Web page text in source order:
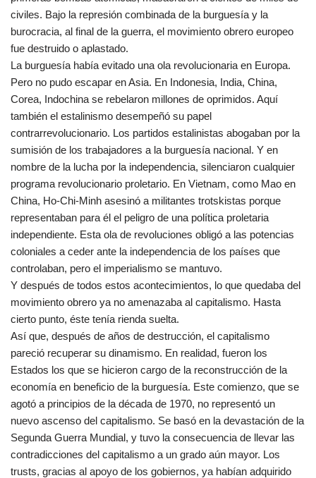
civiles. Bajo la represión combinada de la burguesía y la
burocracia, al final de la guerra, el movimiento obrero europeo
fue destruido o aplastado.
La burguesía había evitado una ola revolucionaria en Europa.
Pero no pudo escapar en Asia. En Indonesia, India, China,
Corea, Indochina se rebelaron millones de oprimidos. Aquí
también el estalinismo desempeñó su papel
contrarrevolucionario. Los partidos estalinistas abogaban por la
sumisión de los trabajadores a la burguesía nacional. Y en
nombre de la lucha por la independencia, silenciaron cualquier
programa revolucionario proletario. En Vietnam, como Mao en
China, Ho-Chi-Minh asesinó a militantes trotskistas porque
representaban para él el peligro de una política proletaria
independiente. Esta ola de revoluciones obligó a las potencias
coloniales a ceder ante la independencia de los países que
controlaban, pero el imperialismo se mantuvo.
Y después de todos estos acontecimientos, lo que quedaba del
movimiento obrero ya no amenazaba al capitalismo. Hasta
cierto punto, éste tenía rienda suelta.
Así que, después de años de destrucción, el capitalismo
pareció recuperar su dinamismo. En realidad, fueron los
Estados los que se hicieron cargo de la reconstrucción de la
economía en beneficio de la burguesía. Este comienzo, que se
agotó a principios de la década de 1970, no representó un
nuevo ascenso del capitalismo. Se basó en la devastación de la
Segunda Guerra Mundial, y tuvo la consecuencia de llevar las
contradicciones del capitalismo a un grado aún mayor. Los
trusts, gracias al apoyo de los gobiernos, ya habían adquirido